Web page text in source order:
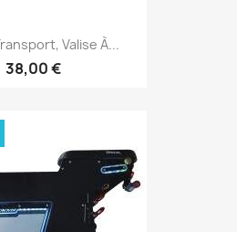
Valise À...
38,00 €